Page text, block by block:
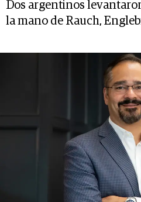
Dos argentinos
la mano de Rauch,